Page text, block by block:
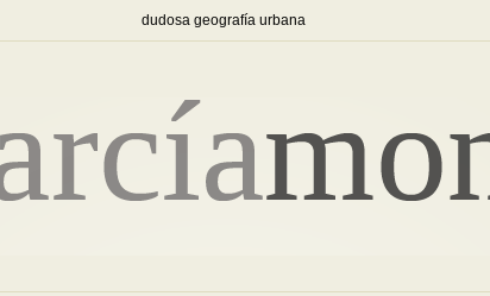
dudosa geografía urbana